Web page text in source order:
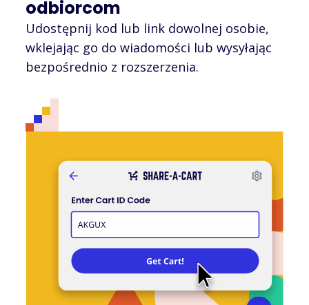
odbiorcom
Udostępnij kod lub link dowolnej osobie,
wklejając go do wiadomości lub wysyłając
bezpośrednio z rozszerzenia.